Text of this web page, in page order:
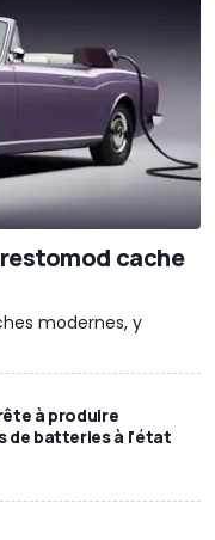
cache
modernes, y
à produire
de batteries à l'état